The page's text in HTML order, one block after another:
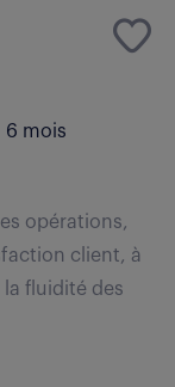
6 mois
opérations,
client, à
la fluidité des